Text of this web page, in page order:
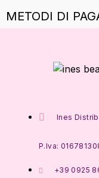
METODI DI
Ines
P.Iva:
+39 0925